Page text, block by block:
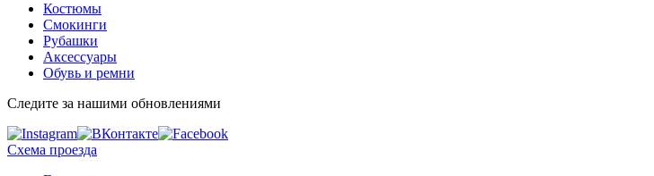
Костюмы
Смокинги
Рубашки
Аксессуары
Обувь и ремни
Следите за нашими обновлениями
Схема проезда